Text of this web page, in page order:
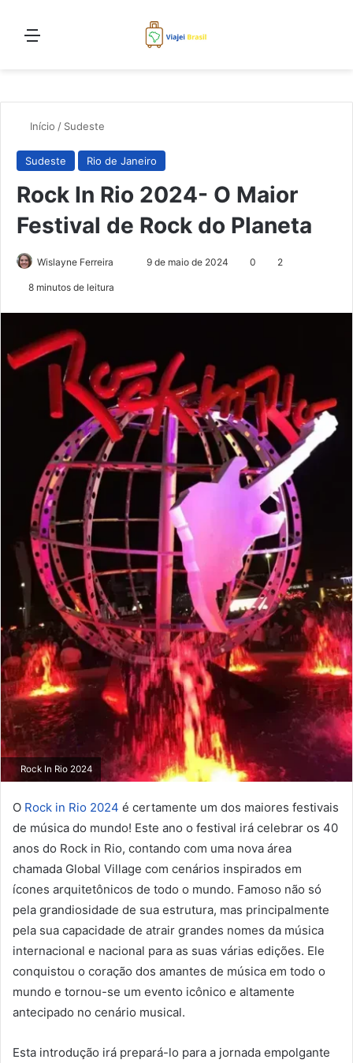
Menu
Início / Sudeste
Sudeste Rio de Janeiro
Rock In Rio 2024- O Maior
Festival de Rock do Planeta
Wislayne Ferreira
Mande9 de maio de 2024 0 2
8 minutos de leitura
Rock In Rio 2024
O Rock in Rio 2024 é certamente um dos maiores festivais
de música do mundo! Este ano o festival irá celebrar os 40
anos do Rock in Rio, contando com uma nova área
chamada Global Village com cenários inspirados em
ícones arquitetônicos de todo o mundo. Famoso não só
pela grandiosidade de sua estrutura, mas principalmente
pela sua capacidade de atrair grandes nomes da música
internacional e nacional para as suas várias edições. Ele
conquistou o coração dos amantes de música em todo o
mundo e tornou-se um evento icônico e altamente
antecipado no cenário musical.
Esta introdução irá prepará-lo para a jornada empolgante